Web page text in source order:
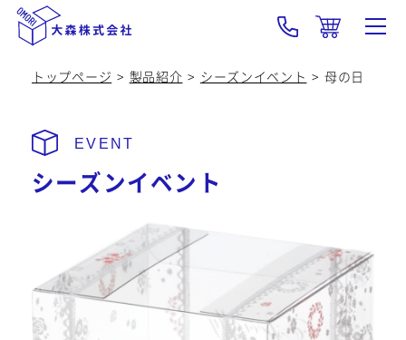
OEM
会社概要
採用情報
トップページ 製品紹介 シーズンイベント 母の日
シーズンイベント